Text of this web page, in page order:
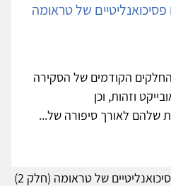
של טראומה
הקודמים של הסקירה
וזהות, וכן
שלהם לאורך סיפורה של...